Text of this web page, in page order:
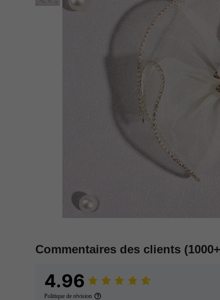
Commentaires des clients
4.96
Politique de révision